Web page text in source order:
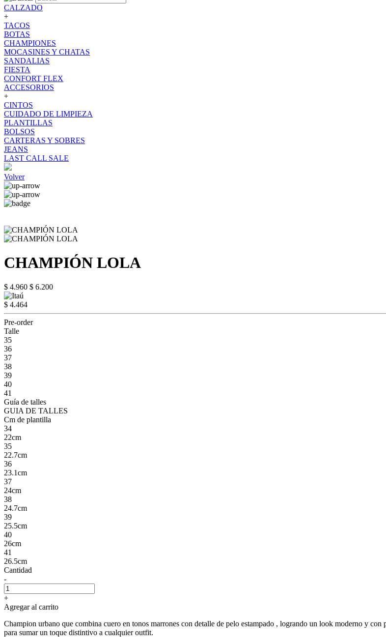
CALZADO
+
TACOS
BOTAS
CHAMPIONES
MOCASINES Y CHATAS
SANDALIAS
FIESTA
CONFORT FLEX
ACCESORIOS
+
CINTOS
CUIDADO DE LIMPIEZA
PLANTILLAS
BOLSOS
CARTERAS Y SOBRES
JEANS
LAST CALL SALE
Volver
CHAMPIÓN LOLA
$ 4.960 $ 6.200
$ 4.464
Pre-order
Talle
35
36
37
38
39
40
41
Guía de talles
GUIA DE TALLES
Cm de plantilla
34
22cm
35
22.7cm
36
23.1cm
37
24cm
38
24.7cm
39
25.5cm
40
26cm
41
26.5cm
Cantidad
-
+
Agregar al carrito
Champion urbano que combina cuero en tonos marrones con detalle de pelo estampado , logrando un look moderno y
para sumar un toque distintivo a cualquier outfit.